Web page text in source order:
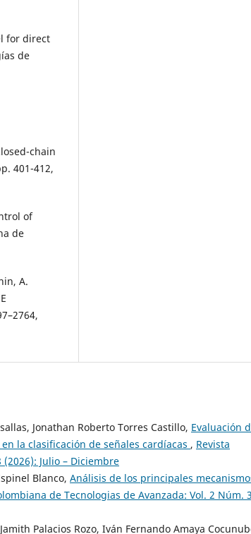
for direct
de
chain
401-412,
of
de
A.
Jonathan Roberto Torres Castillo, Evaluación
la clasificación de señales cardíacas , Revista
Julio – Diciembre
Blanco, Análisis de los principales
de Tecnologias de Avanzada: Vol. 2 Núm.
Palacios Rozo, Iván Fernando Amaya